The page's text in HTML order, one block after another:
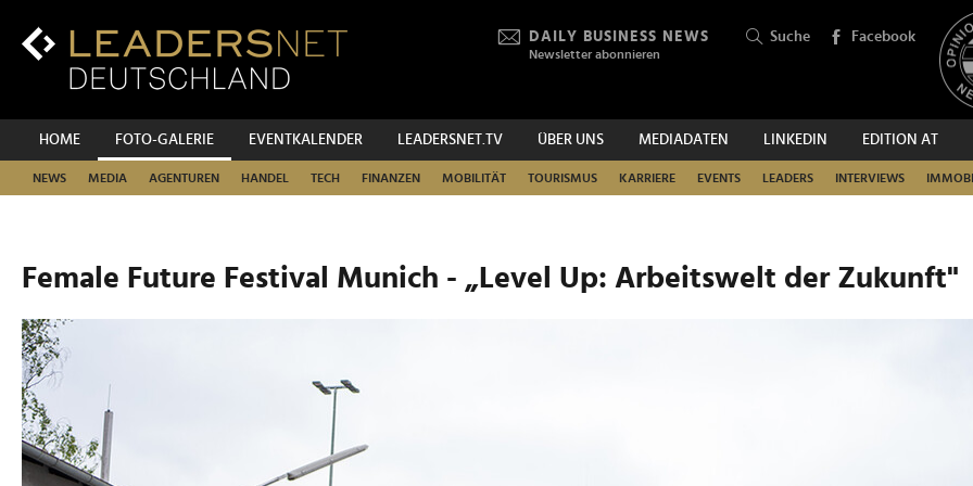
Inhalt
Hauptnavigation
DAILY BUSINESS NEWS
Newsletter abonnieren
Suche Facebook
HOME FOTO-GALERIE EVENTKALENDER LEADERSNET.TV ÜBER UNS MEDIADATEN LINKEDIN EDITION AT
NEWS MEDIA AGENTUREN HANDEL TECH FINANZEN MOBILITÄT TOURISMUS KARRIERE EVENTS LEADERS INTERVIEWS
SUCHEN
Female Future Festival Munich - „Level Up: Arbeitswelt der Zukunft"